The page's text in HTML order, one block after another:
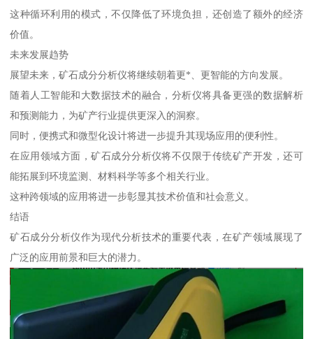
这种循环利用的模式，不仅降低了环境负担，还创造了额外的经济
价值。
未来发展趋势
展望未来，矿石成分分析仪将继续朝着更*、更智能的方向发展。
随着人工智能和大数据技术的融合，分析仪将具备更强的数据解析
和预测能力，为矿产行业提供更深入的洞察。
同时，便携式和微型化设计将进一步提升其现场应用的便利性。
在应用领域方面，矿石成分分析仪将不仅限于传统矿产开发，还可
能拓展到环境监测、材料科学等多个相关行业。
这种跨领域的应用将进一步彰显其技术价值和社会意义。
结语
矿石成分分析仪作为现代分析技术的重要代表，在矿产领域展现了
广泛的应用前景和巨大的潜力。